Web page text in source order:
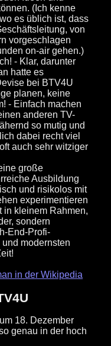
(Ich kenne
es üblich ist, dass
von
vorgeschlagen
on-air gehen.)
- Klar, darunter
hatte es
bei BTV4U
planen, keine
- Einfach machen
anderen TV-
so mutig und
dabei recht viel
auch sehr witziger
große
Ausbildung
und risikolos mit
experimentieren
in kleinem Rahmen,
sondern
End-Profi-
modernsten
in der Wikipedia
18. Dezember
genau in der hoch